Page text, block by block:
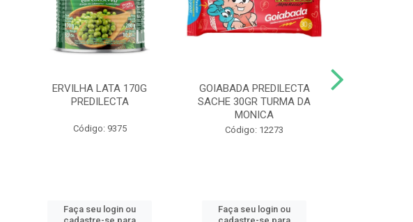
ERVILHA LATA 170G
PREDILECTA
Código: 9375
Faça seu login ou
GOIABADA PREDILECTA
SACHE 30GR TURMA DA
MONICA
Código: 12273
Faça seu login ou